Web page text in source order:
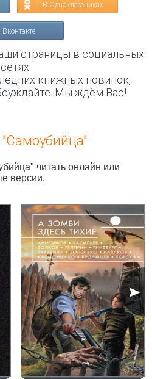
В Одноклассниках
страницы в социальных
сетях.
книжных новинок,
Мы ждём Вас!
читать онлайн или
версии.